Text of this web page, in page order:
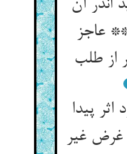
اندر آن
عاجز
از طلب‏
پیدا
غیر